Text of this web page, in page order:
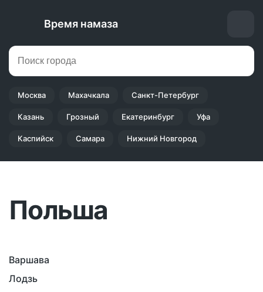
Время намаза
Москва Махачкала Санкт-Петербург
Казань Грозный Екатеринбург Уфа
Каспийск Самара Нижний Новгород
Польша
Варшава
Лодзь